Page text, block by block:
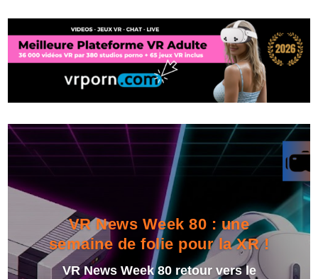
VR News Week 80 : une
semaine de folie pour la XR !
VR News Week 80 retour vers le